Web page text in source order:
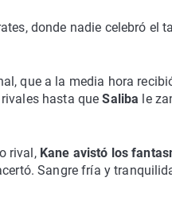
donde nadie celebró el
que a la media hora
hasta queSaliba le
rival, Kane avistó los
Sangre fría y